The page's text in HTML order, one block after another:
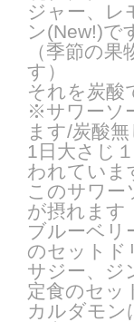
ジャー、レ
ン(New!)で
（季節の
す）
それを炭酸
※サワーソ
ます/炭酸
1日大さじ
われていま
このサワー
が摂れます
ブルーベリ
のセットド
サジー、ジ
定食のセッ
カルダモン